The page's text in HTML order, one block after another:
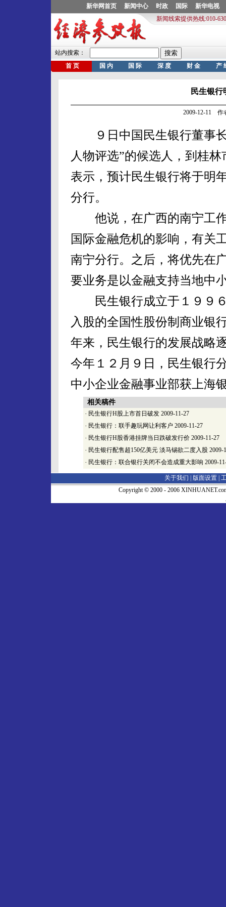
民生银
2009-12-11 作
９日中国民生银行董事长
人物评选”的候选人，到桂
表示，预计民生银行将于明
分行。
他说，在广西的南宁工作
国际金融危机的影响，有关
南宁分行。之后，将优先在
要业务是以金融支持当地中
民生银行成立于１９９６
入股的全国性股份制商业银
年来，民生银行的发展战略
今年１２月９日，民生银
中小企业金融事业部获上海
相关稿件
· 民生银行H股上市首日破发 2009-11-27
· 民生银行：联手趣玩网让利客户 2009-11-27
· 民生银行H股香港挂牌当日跌破发行价 2009-11-27
· 民生银行配售超150亿美元 淡马锡欲二度入股 2009-
· 民生银行：联合银行关闭不会造成重大影响 2009-
关于我们 | 版面设置
Copyright © 2000 - 2006